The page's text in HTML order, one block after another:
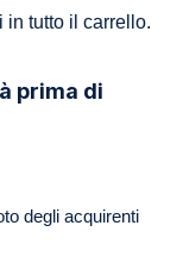
in tutto il carrello.
prima di
degli acquirenti